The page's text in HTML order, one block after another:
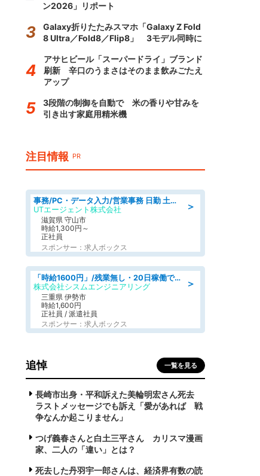
ン2026」リポート
Galaxy折りたたみスマホ「Galaxy Z Fold
8 Ultra／Fold8／Flip8」 3モデル同時に
アサヒビール「スーパードライ」ブランド
刷新 辛口のうまさはそのまま飲みごたえ
アップ
3段階の制御を自動で 米の香りや甘みを
引き出す家庭用精米機
注目情報 PR
＞
事務/PC・データ入力/営業事務 日勤 土日休み 船舶用のエンジンを扱う会社 総合事務
UTエージェント株式会社
滋賀県 守山市
時給1,300円～
正社員
スポンサー：求人ボックス
＞
「時給1600円」/残業無し・20日稼働で月収25万円以上可/人物重視の選考/ねじ締めや梱包業務
株式会社シスムエンジニアリング
三重県 伊勢市
時給1,600円
正社員 / 派遣社員
スポンサー：求人ボックス
追悼 一覧を見る
長崎市出身・平和訴えた美輪明宏さん死去
ラストメッセージでも訴え「愛があれば 戦
争なんか起こりません」
つげ義春さんと白土三平さん カリスマ漫画
家、二人の「違い」とは？
死去した丹羽宇一郎さんは、経済界有数の読